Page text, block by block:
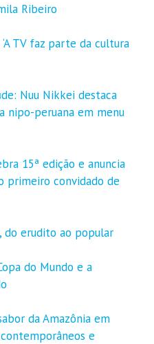
Ribeiro
TV faz parte da cultura
Nuu Nikkei destaca
nipo-peruana em menu
15ª edição e anuncia
primeiro convidado de
do erudito ao popular
do Mundo e a
da Amazônia em
e